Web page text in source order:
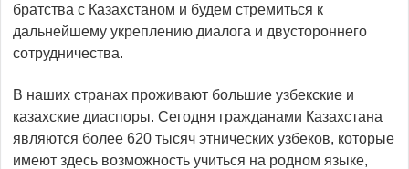
братства с Казахстаном и будем стремиться к
дальнейшему укреплению диа­лога и двустороннего
сотрудничества.
В наших странах проживают большие узбекские и
казахские диаспоры. Сегодня гражданами Казахстана
являются более 620 тысяч этнических узбеков, которые
имеют здесь возможность учиться на родном языке,